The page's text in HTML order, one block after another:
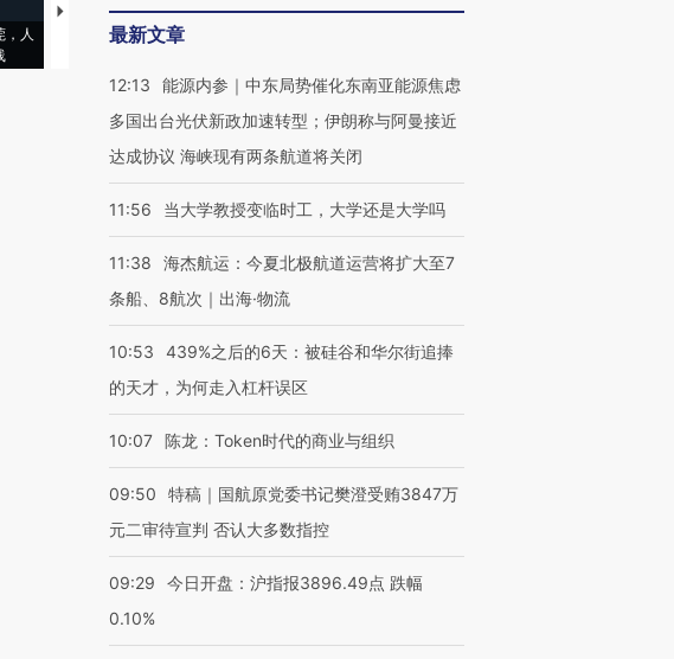
，人
【推广】走进第四届链博
会，让数智科技“链”接产
【商旅对话】华住集团
最新文章
12:13
能源内参｜中东局势催化东南亚能源焦虑
多国出台光伏新政加速转型；伊朗称与阿曼接近
达成协议 海峡现有两条航道将关闭
11:56 当大学教授变临时工，大学还是大学吗
11:38
海杰航运：今夏北极航道运营将扩大至7
条船、8航次｜出海·物流
10:53
439%之后的6天：被硅谷和华尔街追捧
的天才，为何走入杠杆误区
10:07 陈龙：Token时代的商业与组织
09:50
特稿｜国航原党委书记樊澄受贿3847万
元二审待宣判 否认大多数指控
09:29
今日开盘：沪指报3896.49点 跌幅
0.10%